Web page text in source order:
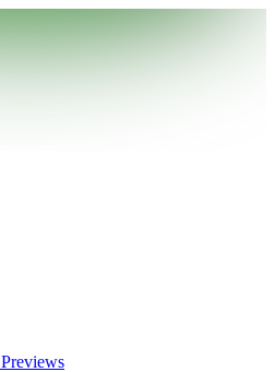
Previews